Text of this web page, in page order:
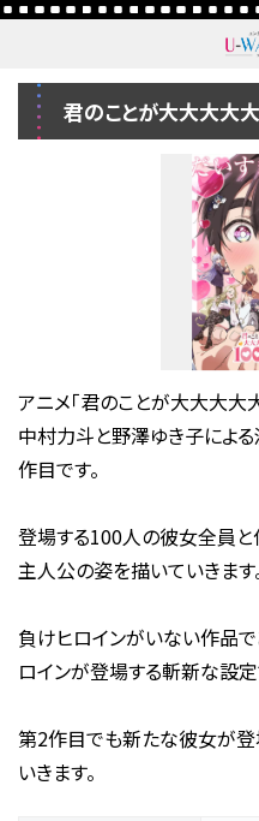
君のことが大大大大
アニメ「君のことが大大大
中村力斗と野澤ゆき子によ
作目です。
登場する100人の彼女全員と
主人公の姿を描いていきます
負けヒロインがいない作品
ロインが登場する斬新な設定
第2作目でも新たな彼女が登
いきます。